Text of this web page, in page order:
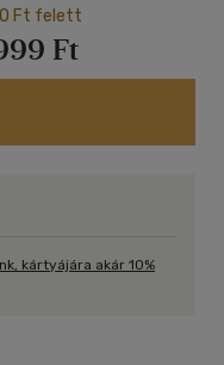
Ft felett
Ft
kártyájára akár 10%